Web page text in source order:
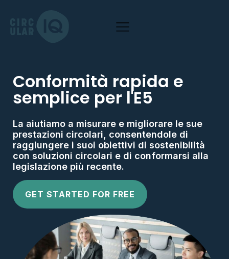
Conformità rapida e
semplice per l'E5
La aiutiamo a misurare e migliorare le sue
prestazioni circolari, consentendole di
raggiungere i suoi obiettivi di sostenibilità
con soluzioni circolari e di conformarsi alla
legislazione più recente.
GET STARTED FOR FREE